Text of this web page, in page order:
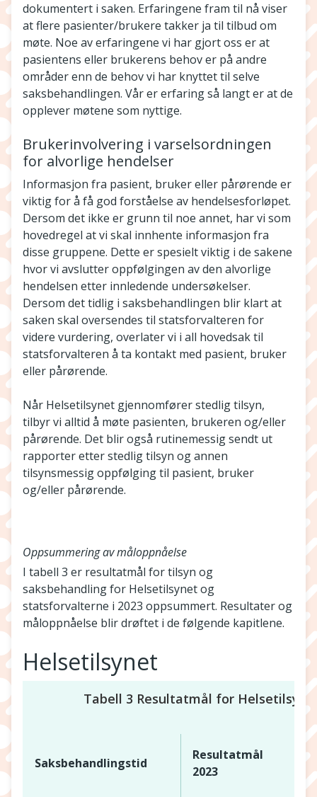
dokumentert i saken. Erfaringene fram til nå viser
at flere pasienter/brukere takker ja til tilbud om
møte. Noe av erfaringene vi har gjort oss er at
pasientens eller brukerens behov er på andre
områder enn de behov vi har knyttet til selve
saksbehandlingen. Vår er erfaring så langt er at de
opplever møtene som nyttige.
Brukerinvolvering i varselsordningen
for alvorlige hendelser
Informasjon fra pasient, bruker eller pårørende er
viktig for å få god forståelse av hendelsesforløpet.
Dersom det ikke er grunn til noe annet, har vi som
hovedregel at vi skal innhente informasjon fra
disse gruppene. Dette er spesielt viktig i de sakene
hvor vi avslutter oppfølgingen av den alvorlige
hendelsen etter innledende undersøkelser.
Dersom det tidlig i saksbehandlingen blir klart at
saken skal oversendes til statsforvalteren for
videre vurdering, overlater vi i all hovedsak til
statsforvalteren å ta kontakt med pasient, bruker
eller pårørende.
Når Helsetilsynet gjennomfører stedlig tilsyn,
tilbyr vi alltid å møte pasienten, brukeren og/eller
pårørende. Det blir også rutinemessig sendt ut
rapporter etter stedlig tilsyn og annen
tilsynsmessig oppfølging til pasient, bruker
og/eller pårørende.
Oppsummering av måloppnåelse
I tabell 3 er resultatmål for tilsyn og
saksbehandling for Helsetilsynet og
statsforvalterne i 2023 oppsummert. Resultater og
måloppnåelse blir drøftet i de følgende kapitlene.
Helsetilsynet
Tabell 3 Resultatmål for
Saksbehandlingstid
Resultatmål
2023